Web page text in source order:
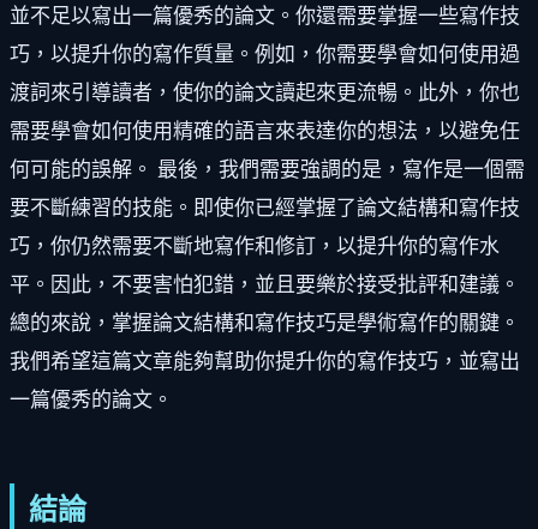
並不足以寫出一篇優秀的論文。你還需要掌握一些寫作技
巧，以提升你的寫作質量。例如，你需要學會如何使用過
渡詞來引導讀者，使你的論文讀起來更流暢。此外，你也
需要學會如何使用精確的語言來表達你的想法，以避免任
何可能的誤解。 最後，我們需要強調的是，寫作是一個需
要不斷練習的技能。即使你已經掌握了論文結構和寫作技
巧，你仍然需要不斷地寫作和修訂，以提升你的寫作水
平。因此，不要害怕犯錯，並且要樂於接受批評和建議。
總的來說，掌握論文結構和寫作技巧是學術寫作的關鍵。
我們希望這篇文章能夠幫助你提升你的寫作技巧，並寫出
一篇優秀的論文。
結論